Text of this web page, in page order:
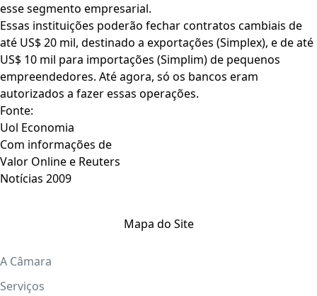
esse segmento empresarial.
Essas instituições poderão fechar contratos cambiais de
até US$ 20 mil, destinado a exportações (Simplex), e de até
US$ 10 mil para importações (Simplim) de pequenos
empreendedores. Até agora, só os bancos eram
autorizados a fazer essas operações.
Fonte:
Uol Economia
Com informações de
Valor Online e Reuters
Notícias 2009
Mapa do Site
A Câmara
Serviços